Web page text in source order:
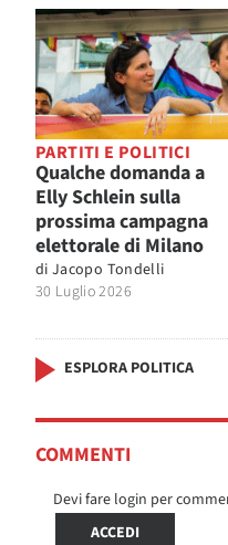
PARTITI E POLITICI
Qualche domanda a
Elly Schlein sulla
prossima campagna
elettorale di Milano
di Jacopo Tondelli
30 Luglio 2026
ESPLORA POLITICA
COMMENTI
Devi fare login per
ACCEDI